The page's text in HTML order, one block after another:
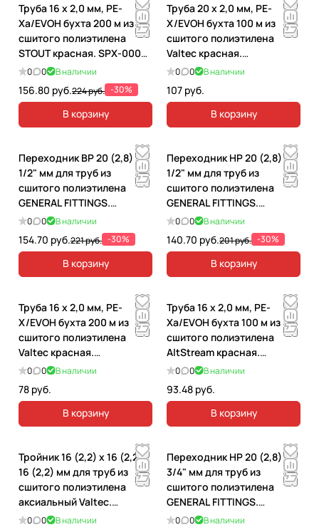
Труба 16 х 2,0 мм, PE-
Xa/EVOH бухта 200 м из
сшитого полиэтилена
STOUT красная. SPX-0002-
001620
0 0 В наличии
156.80 руб.224 руб. -30%
В корзину
Труба 20 х 2,0 мм, PE-
X/EVOH бухта 100 м из
сшитого полиэтилена
Valtec красная.
VP2020.3.100
0 0 В наличии
107 руб.
В корзину
Переходник ВР 20 (2,8) x
1/2" мм для труб из
сшитого полиэтилена
GENERAL FITTINGS.
340002RH42028A
0 0 В наличии
154.70 руб.221 руб. -30%
В корзину
Переходник НР 20 (2,8) x
1/2" мм для труб из
сшитого полиэтилена
GENERAL FITTINGS.
340001H042028A
0 0 В наличии
140.70 руб.201 руб. -30%
В корзину
Труба 16 х 2,0 мм, PE-
X/EVOH бухта 200 м из
сшитого полиэтилена
Valtec красная.
VP1620.3.200
0 0 В наличии
78 руб.
В корзину
Труба 16 х 2,0 мм, PE-
Xa/EVOH бухта 100 м из
сшитого полиэтилена
AltStream красная.
019010201
0 0 В наличии
93.48 руб.
В корзину
Тройник 16 (2,2) х 16 (2,2) х
16 (2,2) мм для труб из
сшитого полиэтилена
аксиальный Valtec.
VTm.431.G.161616
0 0 В наличии
Переходник НР 20 (2,8) x
3/4" мм для труб из
сшитого полиэтилена
GENERAL FITTINGS.
340001H052028A
0 0 В наличии